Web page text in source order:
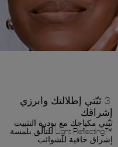
3 ثبّتي إطلالتك وابرزي
إشراقك
ثبّتي مكياجك مع بودرة التثبيت
™Light Reflecting للتألّق بلمسة
إشراق خافية للشوائب.